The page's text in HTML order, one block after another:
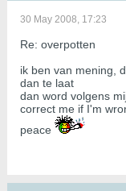
30 May 2008, 17:23
Re: overpotten
ik ben van mening,
dan te laat
dan word volgens
correct me if I'm
peace